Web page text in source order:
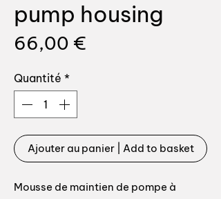
pump housing
66,00 €
Quantité *
Ajouter au panier | Add to basket
Mousse de maintien de pompe à